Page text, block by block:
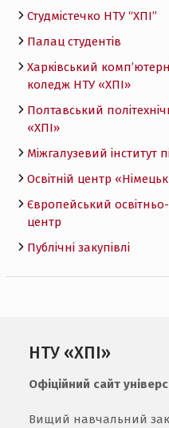
Студмістечко НТУ “ХПІ”
Палац студентів
Харківський
коледж НТУ «ХПI»
Полтавський
«ХПI»
Міжгалузевий інститут
Освітній центр
Європейський
центр
Публічні закупівлі
НТУ «ХПІ»
Офіційний сайт
Вищий навчальний